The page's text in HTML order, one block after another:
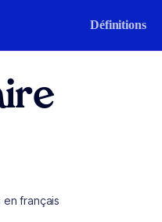
Définitions
français